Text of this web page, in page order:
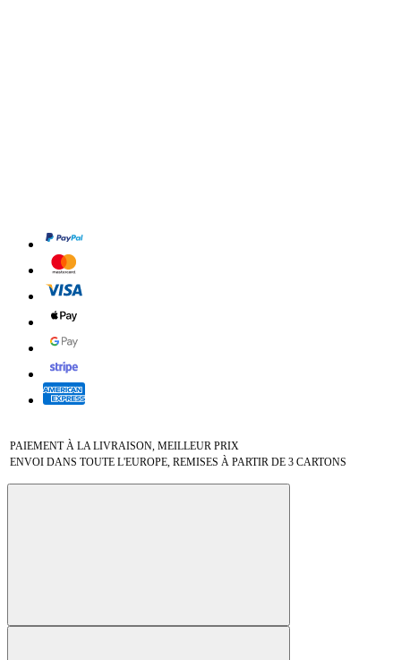
PAIEMENT À LA LIVRAISON, MEILLEUR PRIX
ENVOI DANS TOUTE L'EUROPE, REMISES À PARTIR DE 3 CARTONS